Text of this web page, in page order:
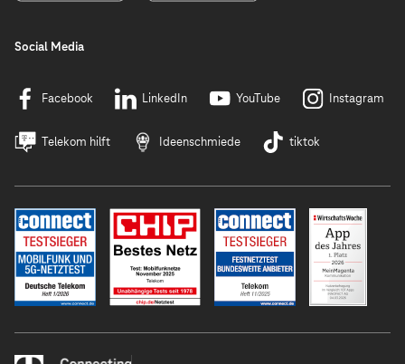
Social Media
Facebook LinkedIn YouTube Instagram
Telekom hilft Ideenschmiede tiktok